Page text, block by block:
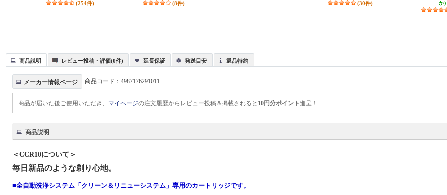
(254件) (8件) (30件)
か）
商品説明 レビュー投稿・評価(0件) 延長保証 発送目安 返品特約
メーカー情報ページ 商品コード：4987176291011
商品が届いた後ご使用いただき、 マイページの注文履歴からレビュー投稿＆掲載されると 10円分ポイント進呈！
商品説明
＜CCR10について＞
毎日新品のような剃り心地。
■全自動洗浄システム「クリーン＆リニューシステム」専用のカートリッジです。